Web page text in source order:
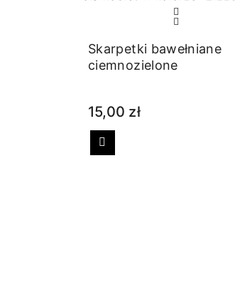
Skarpetki bawełniane
ciemnozielone
15,00 zł
Poprzedni